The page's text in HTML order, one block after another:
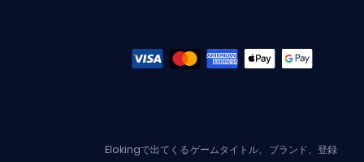
Elokingで出てくるゲームタイトル、ブランド、登録